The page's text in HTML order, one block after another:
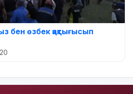
бен өзбек қақтығысып